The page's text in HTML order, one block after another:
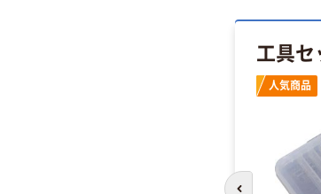
工具
人気商品